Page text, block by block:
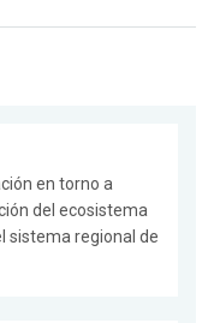
en torno a
del ecosistema
sistema regional de